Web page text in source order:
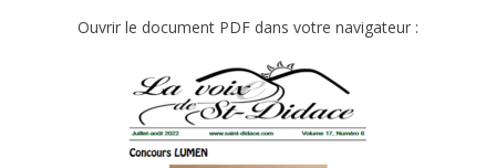
Ouvrir le document PDF dans votre navigateur :